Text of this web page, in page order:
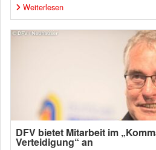
Weiterlesen
DFV bietet Mitarbeit im
Verteidigung“ an